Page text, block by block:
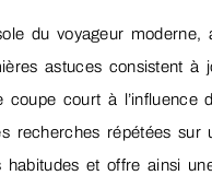
du voyageur
astuces consistent à
court à l’influence
recherches répétées
et offre ainsi